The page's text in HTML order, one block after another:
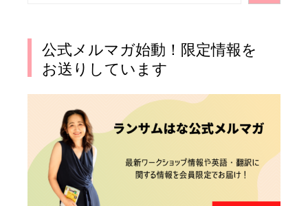
公式メルマガ始動！限定情報を
お送りしています